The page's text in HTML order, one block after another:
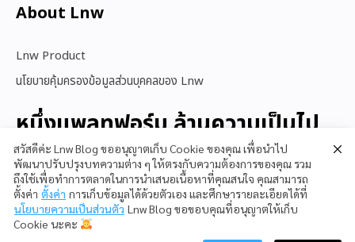
About Lnw​
Lnw Product
นโยบายคุ้มครองข้อมูลส่วนบุคคลของ Lnw
หนึ่งแพลทฟอร์ม ล้านความเป็นไป
ได้
สนใจใช้ LnwShop
สวัสดีค่ะ Lnw Blog ขออนุญาตเก็บ Cookie ของคุณ เพื่อนำไป
พัฒนาปรับปรุงบทความต่าง ๆ ให้ตรงกับความต้องการของคุณ รวม
ถึงใช้เพื่อทำการตลาดในการนำเสนอเนื้อหาที่คุณสนใจ คุณสามารถ
ตั้งค่า ตั้งค่า การเก็บข้อมูลได้ด้วยตัวเอง และศึกษารายละเอียดได้ที่
นโยบายความเป็นส่วนตัว Lnw Blog ขอขอบคุณที่อนุญาตให้เก็บ
Cookie นะคะ